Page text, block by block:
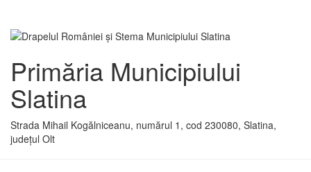
Primăria Municipiului
Slatina
Strada Mihail Kogălniceanu, numărul 1, cod 230080, Slatina,
județul Olt